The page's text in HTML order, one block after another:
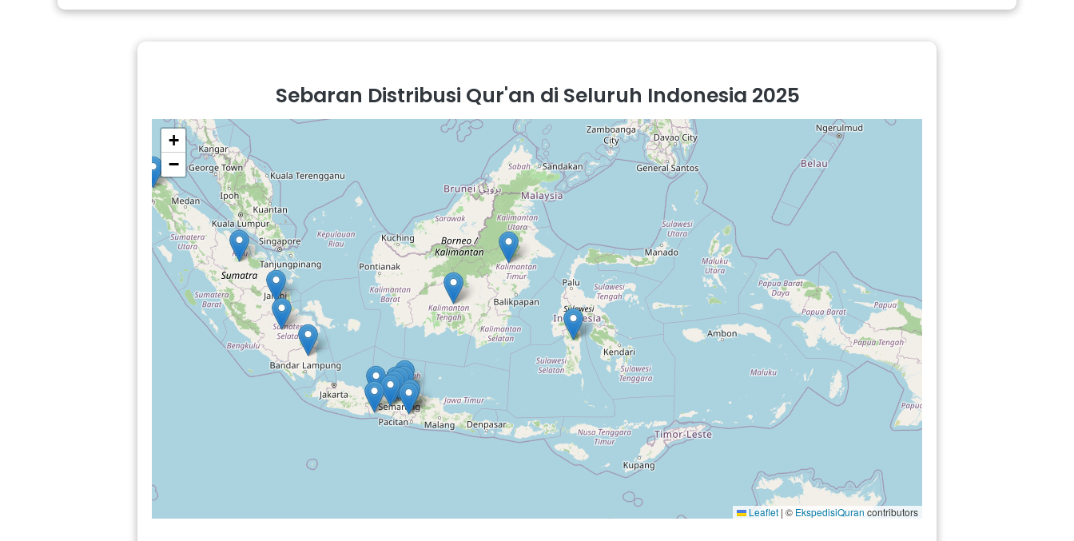
Sebaran Distribusi Qur'an di Seluruh Indonesia 2025
+
−
Leaflet | © EkspedisiQuran contributors